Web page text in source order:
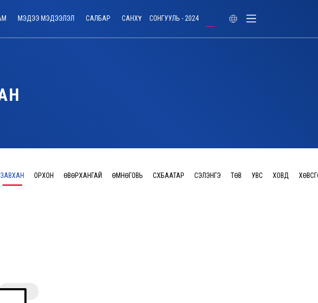
МЭДЭЭ МЭДЭЭЛЭЛ САЛБАР САНХҮҮ СОНГУУЛЬ - 2024
ЗАВХАН ОРХОН ӨВӨРХАНГАЙ ӨМНӨГОВЬ СҮХБААТАР СЭЛЭНГЭ ТӨВ УВС ХОВД